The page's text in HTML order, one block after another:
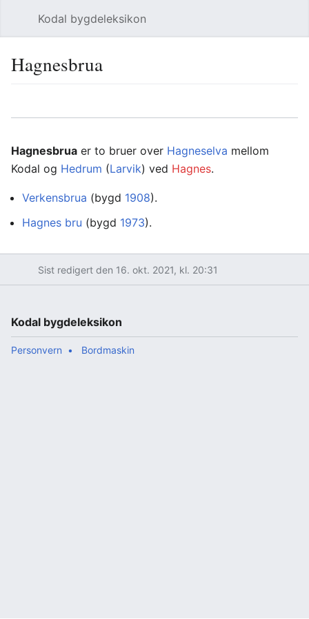
Kodal bygdeleksikon
Hagnesbrua
Hagnesbrua er to bruer over Hagneselva mellom
Kodal og Hedrum (Larvik) ved Hagnes.
Verkensbrua (bygd 1908).
Hagnes bru (bygd 1973).
Sist redigert den 16. okt. 2021, kl. 20:31
Kodal bygdeleksikon
Personvern Bordmaskin